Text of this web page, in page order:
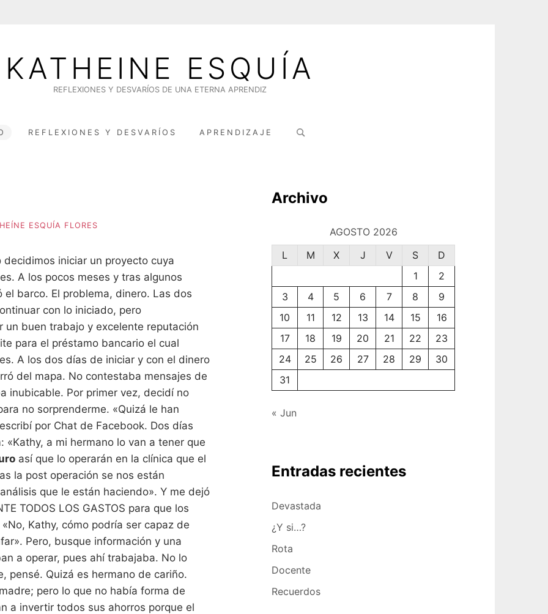
KATHEINE ESQUÍA
REFLEXIONES Y DESVARÍOS DE UNA ETERNA APRENDIZ
REFLEXIONES Y DESVARÍOS APRENDIZAJE
Buscar:
ESQUÍA FLORES
iniciar un proyecto cuya
A los pocos meses y tras algunos
barco. El problema, dinero. Las dos
con lo iniciado, pero
un buen trabajo y excelente reputación
para el préstamo bancario el cual
A los dos días de iniciar y con el dinero
del mapa. No contestaba mensajes de
inubicable. Por primer vez, decidí no
no sorprenderme. «Quizá le han
por Chat de Facebook. Dos días
a mi hermano lo van a tener que
así que lo operarán en la clínica que el
la post operación se nos están
que le están haciendo». Y me dejó
TODOS LOS GASTOS para que los
Kathy, cómo podría ser capaz de
Pero, busque información y una
a operar, pues ahí trabajaba. No lo
pensé. Quizá es hermano de cariño.
pero lo que no había forma de
a invertir todos sus ahorros porque el
Archivo
AGOSTO 2026
L
M X J V S
D
1
2
3
4 5 6 7 8
9
10
11 12 13 14 15
16
17
18 19 20 21 22
23
24
25 26 27 28 29
30
31
« Jun
Entradas recientes
Devastada
¿Y si…?
Rota
Docente
Recuerdos